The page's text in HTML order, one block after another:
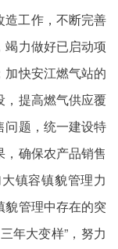
造工作，不断完善
力做好已启动项
加快安江燃气站的
，提高燃气供应覆
问题，统一建设特
确保农产品销售
镇容镇貌管理力
貌管理中存在的突
年大变样”，努力